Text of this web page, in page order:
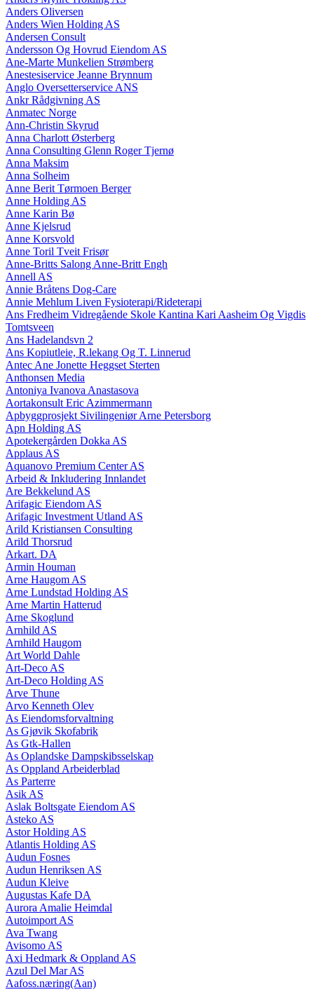
Anders Oliversen
Anders Wien Holding AS
Andersen Consult
Andersson Og Hovrud Eiendom AS
Ane-Marte Munkelien Strømberg
Anestesiservice Jeanne Brynnum
Anglo Oversetterservice ANS
Ankr Rådgivning AS
Anmatec Norge
Ann-Christin Skyrud
Anna Charlott Østerberg
Anna Consulting Glenn Roger Tjernø
Anna Maksim
Anna Solheim
Anne Berit Tørmoen Berger
Anne Holding AS
Anne Karin Bø
Anne Kjelsrud
Anne Korsvold
Anne Toril Tveit Frisør
Anne-Britts Salong Anne-Britt Engh
Annell AS
Annie Bråtens Dog-Care
Annie Mehlum Liven Fysioterapi/Rideterapi
Ans Fredheim Vidregående Skole Kantina Kari Aasheim Og Vigdis
Tomtsveen
Ans Hadelandsvn 2
Ans Kopiutleie, R.lekang Og T. Linnerud
Antec Ane Jonette Heggset Sterten
Anthonsen Media
Antoniya Ivanova Anastasova
Aortakonsult Eric Azimmermann
Apbyggprosjekt Sivilingeniør Arne Petersborg
Apn Holding AS
Apotekergården Dokka AS
Applaus AS
Aquanovo Premium Center AS
Arbeid & Inkludering Innlandet
Are Bekkelund AS
Arifagic Eiendom AS
Arifagic Investment Utland AS
Arild Kristiansen Consulting
Arild Thorsrud
Arkart. DA
Armin Houman
Arne Haugom AS
Arne Lundstad Holding AS
Arne Martin Hatterud
Arne Skoglund
Arnhild AS
Arnhild Haugom
Art World Dahle
Art-Deco AS
Art-Deco Holding AS
Arve Thune
Arvo Kenneth Olev
As Eiendomsforvaltning
As Gjøvik Skofabrik
As Gtk-Hallen
As Oplandske Dampskibsselskap
As Oppland Arbeiderblad
As Parterre
Asik AS
Aslak Boltsgate Eiendom AS
Asteko AS
Astor Holding AS
Atlantis Holding AS
Audun Fosnes
Audun Henriksen AS
Audun Kleive
Augustas Kafe DA
Aurora Amalie Heimdal
Autoimport AS
Ava Twang
Avisomo AS
Axi Hedmark & Oppland AS
Azul Del Mar AS
Aafoss.næring(Aan)